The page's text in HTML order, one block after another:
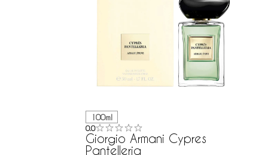
100ml
0.0
Giorgio Armani Cypres
Pantelleria